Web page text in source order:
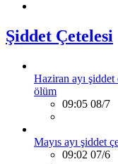
Şiddet Çetelesi
Haziran ayı
ölüm
09:05 08/7
Mayıs ayı şiddet
09:02 07/6